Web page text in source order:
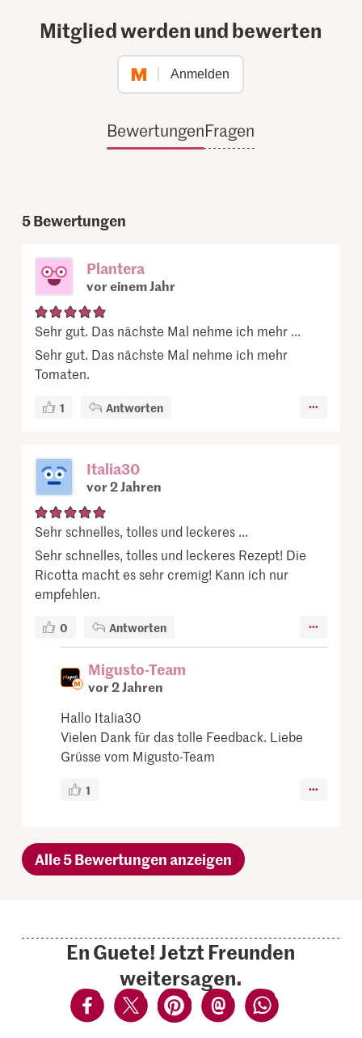
Mitglied werden und bewerten
Anmelden
BewertungenFragen
5Bewertungen
Plantera
vor einem Jahr
Sehr gut. Das nächste Mal nehme ich mehr ...
Sehr gut. Das nächste Mal nehme ich mehr
Tomaten.
1 Antworten
Italia30
vor 2 Jahren
Sehr schnelles, tolles und leckeres ...
Sehr schnelles, tolles und leckeres Rezept! Die
Ricotta macht es sehr cremig! Kann ich nur
empfehlen.
0 Antworten
Migusto-Team
vor 2 Jahren
Hallo Italia30
Vielen Dank für das tolle Feedback. Liebe
Grüsse vom Migusto-Team
1
Alle 5 Bewertungen anzeigen
En Guete! Jetzt Freunden
weitersagen.